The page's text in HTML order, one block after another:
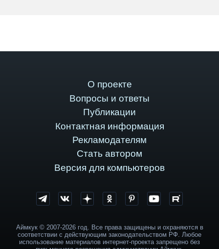
О проекте
Вопросы и ответы
Публикации
Контактная информация
Рекламодателям
Стать автором
Версия для компьютеров
Аймкук © 2007-2026 год. Все права защищены и охраняются в
соответствии с действующим законодательством РФ. Любое
использование материалов интернет-проекта запрещено без